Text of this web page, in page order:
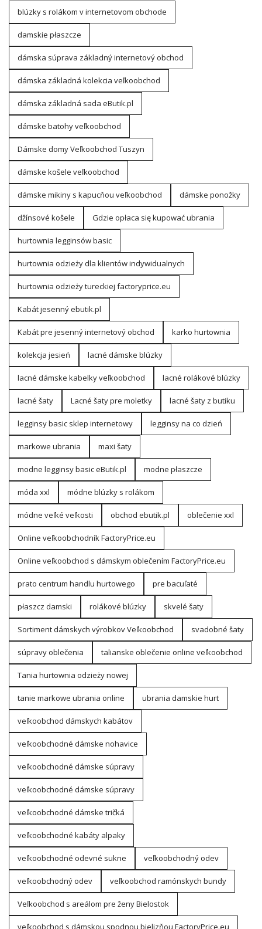
blúzky s rolákom v internetovom obchode
damskie płaszcze
dámska súprava základný internetový obchod
dámska základná kolekcia veľkoobchod
dámska základná sada eButik.pl
dámske batohy veľkoobchod
Dámske domy Veľkoobchod Tuszyn
dámske košele veľkoobchod
dámske mikiny s kapucňou veľkoobchod dámske ponožky
džínsové košele Gdzie opłaca się kupować ubrania
hurtownia legginsów basic
hurtownia odzieży dla klientów indywidualnych
hurtownia odzieży tureckiej factoryprice.eu
Kabát jesenný ebutik.pl
Kabát pre jesenný internetový obchod karko hurtownia
kolekcja jesień lacné dámske blúzky
lacné dámske kabelky veľkoobchod lacné rolákové blúzky
lacné šaty Lacné šaty pre moletky lacné šaty z butiku
legginsy basic sklep internetowy legginsy na co dzień
markowe ubrania maxi šaty
modne legginsy basic eButik.pl modne płaszcze
móda xxl módne blúzky s rolákom
módne veľké veľkosti obchod ebutik.pl oblečenie xxl
Online veľkoobchodník FactoryPrice.eu
Online veľkoobchod s dámskym oblečením FactoryPrice.eu
prato centrum handlu hurtowego pre bacuľaté
płaszcz damski rolákové blúzky skvelé šaty
Sortiment dámskych výrobkov Veľkoobchod svadobné šaty
súpravy oblečenia talianske oblečenie online veľkoobchod
Tania hurtownia odzieży nowej
tanie markowe ubrania online ubrania damskie hurt
veľkoobchod dámskych kabátov
veľkoobchodné dámske nohavice
veľkoobchodné dámske súpravy
veľkoobchodné dámske súpravy
veľkoobchodné dámske tričká
veľkoobchodné kabáty alpaky
veľkoobchodné odevné sukne veľkoobchodný odev
veľkoobchodný odev veľkoobchod ramónskych bundy
Veľkoobchod s areálom pre ženy Bielostok